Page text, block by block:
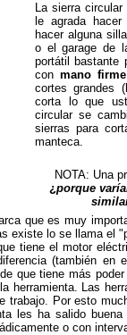
La sierra
le agrada
hacer alguna
o el garage de
portátil bastante
conmano firme
cortes grandes
corta lo que
circular se
sierras para
manteca.
NOTA: Una
¿porque
que es muy
existe lo se llama el
tiene el motor
(también en
que tiene más
herramienta. Las
trabajo. Por esto
les ha salido
o con